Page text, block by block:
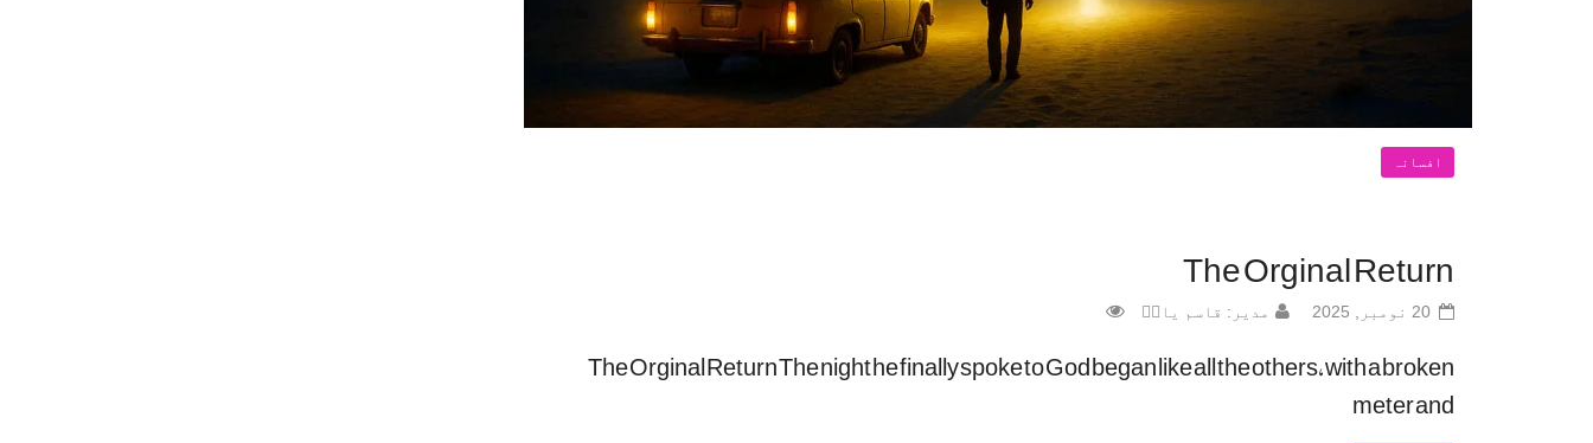
افسانہ
The Orginal Return
20 نومبر, 2025 مدیر: قاسم یادؔ
The Orginal Return The night he finally spoke to God began like all the others, with a broken
meter and